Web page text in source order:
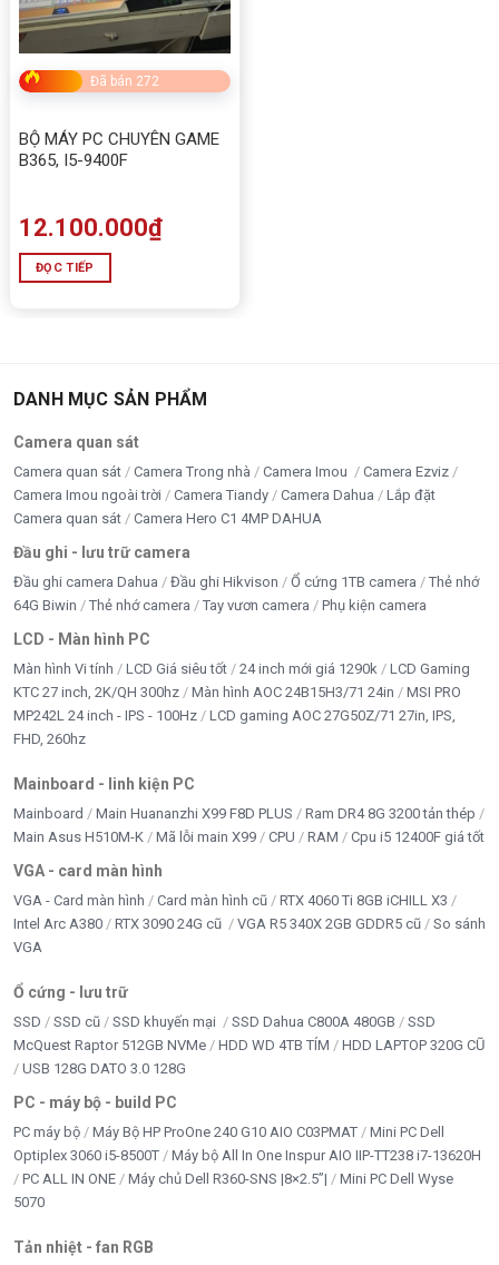
Đã bán 272
BỘ MÁY PC CHUYÊN GAME
B365, I5-9400F
12.100.000₫
ĐỌC TIẾP
DANH MỤC SẢN PHẨM
Camera quan sát
Camera quan sát Camera Trong nhà Camera Imou
Camera Ezviz
Camera Imou ngoài trời
Camera Tiandy Camera Dahua
Lắp đặt
Camera quan sát
Camera Hero C1 4MP DAHUA
Đầu ghi - lưu trữ camera
Đầu ghi camera Dahua Đầu ghi Hikvison Ổ cứng 1TB camera
Thẻ nhớ
64G Biwin
Thẻ nhớ camera Tay vươn camera Phụ kiện camera
LCD - Màn hình PC
Màn hình Vi tính LCD Giá siêu tốt 24 inch mới giá 1290k
LCD Gaming
KTC 27 inch, 2K/QH 300hz
Màn hình AOC 24B15H3/71 24in
MSI PRO
MP242L 24 inch - IPS - 100Hz
LCD gaming AOC 27G50Z/71 27in, IPS,
FHD, 260hz
Mainboard - linh kiện PC
Mainboard Main Huananzhi X99 F8D PLUS
Ram DR4 8G 3200 tản thép
Main Asus H510M-K
Mã lỗi main X99 CPU RAM Cpu i5 12400F giá tốt
VGA - card màn hình
VGA - Card màn hình Card màn hình cũ
RTX 4060 Ti 8GB iCHILL X3
Intel Arc A380
RTX 3090 24G cũ VGA R5 340X 2GB GDDR5 cũ
So sánh
VGA
Ổ cứng - lưu trữ
SSD SSD cũ SSD khuyến mại SSD Dahua C800A 480GB
SSD
McQuest Raptor 512GB NVMe
HDD WD 4TB TÍM
HDD LAPTOP 320G CŨ
USB 128G DATO 3.0 128G
PC - máy bộ - build PC
PC máy bộ Máy Bộ HP ProOne 240 G10 AIO C03PMAT
Mini PC Dell
Optiplex 3060 i5-8500T
Máy bộ All In One Inspur AIO IIP-TT238 i7-13620H
PC ALL IN ONE
Máy chủ Dell R360-SNS |8×2.5”|
Mini PC Dell Wyse
5070
Tản nhiệt - fan RGB